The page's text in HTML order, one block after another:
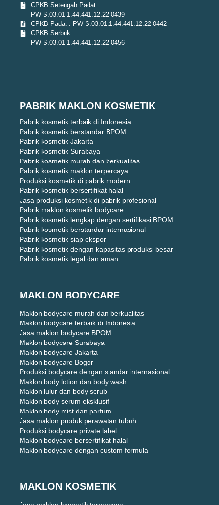
CPKB Setengah Padat :
PW-S.03.01.1.44.441.12.22-0439
CPKB Padat : PW-S.03.01.1.44.441.12.22-0442
CPKB Serbuk :
PW-S.03.01.1.44.441.12.22-0456
PABRIK MAKLON KOSMETIK
Pabrik kosmetik terbaik di Indonesia
Pabrik kosmetik berstandar BPOM
Pabrik kosmetik Jakarta
Pabrik kosmetik Surabaya
Pabrik kosmetik murah dan berkualitas
Pabrik kosmetik maklon terpercaya
Produksi kosmetik di pabrik modern
Pabrik kosmetik bersertifikat halal
Jasa produksi kosmetik di pabrik profesional
Pabrik maklon kosmetik bodycare
Pabrik kosmetik lengkap dengan sertifikasi BPOM
Pabrik kosmetik berstandar internasional
Pabrik kosmetik siap ekspor
Pabrik kosmetik dengan kapasitas produksi besar
Pabrik kosmetik legal dan aman
MAKLON BODYCARE
Maklon bodycare murah dan berkualitas
Maklon bodycare terbaik di Indonesia
Jasa maklon bodycare BPOM
Maklon bodycare Surabaya
Maklon bodycare Jakarta
Maklon bodycare Bogor
Produksi bodycare dengan standar internasional
Maklon body lotion dan body wash
Maklon lulur dan body scrub
Maklon body serum eksklusif
Maklon body mist dan parfum
Jasa maklon produk perawatan tubuh
Produksi bodycare private label
Maklon bodycare bersertifikat halal
Maklon bodycare dengan custom formula
MAKLON KOSMETIK